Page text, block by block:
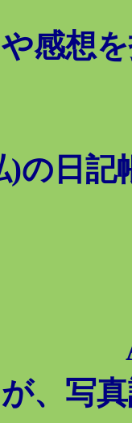
感想
の日記
、写